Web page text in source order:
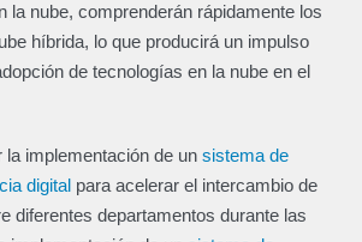
la nube, comprenderán rápidamente los
híbrida, lo que producirá un impulso
de tecnologías en la nube en el
la implementación de un sistema de
digital para acelerar el intercambio de
diferentes departamentos durante las